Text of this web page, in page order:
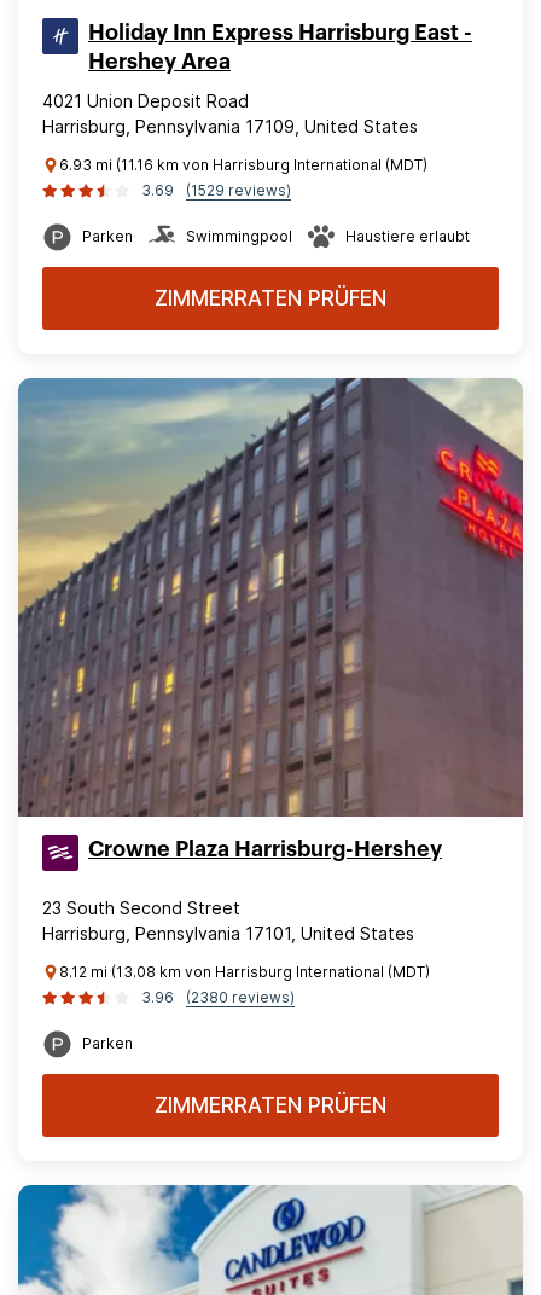
Holiday Inn Express Harrisburg East -
Hershey Area
4021 Union Deposit Road
Harrisburg, Pennsylvania 17109, United States
6.93 mi (11.16 km von Harrisburg International (MDT)
3.69
(1529 reviews)
Parken Swimmingpool Haustiere erlaubt
ZIMMERRATEN PRÜFEN
Crowne Plaza Harrisburg-Hershey
23 South Second Street
Harrisburg, Pennsylvania 17101, United States
8.12 mi (13.08 km von Harrisburg International (MDT)
3.96
(2380 reviews)
Parken
ZIMMERRATEN PRÜFEN